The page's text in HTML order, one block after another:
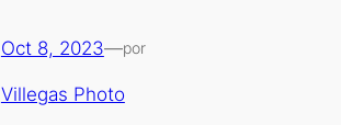
Oct 8, 2023—por
Villegas Photo